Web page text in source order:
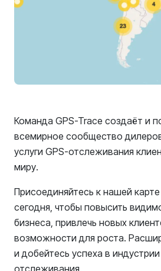
Команда GPS-Trace создаёт и
всемирное сообщество
услуги GPS-отслеживания
миру.
Присоединяйтесь к нашей
сегодня, чтобы повысить
бизнеса, привлечь новых
возможности для роста.
и добейтесь успеха в
отслеживания.